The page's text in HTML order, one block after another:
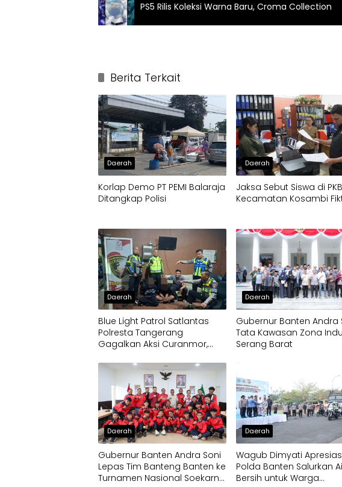
PS5 Rilis Koleksi Warna Baru, Croma Collection
Berita Terkait
Daerah
Korlap Demo PT PEMI Balaraja
Ditangkap Polisi
Daerah
Jaksa Sebut Siswa di
Kecamatan Kosambi
Daerah
Blue Light Patrol Satlantas
Polresta Tangerang
Gagalkan Aksi Curanmor,
Daerah
Gubernur Banten Andra
Tata Kawasan Zona
Serang Barat
Daerah
Gubernur Banten Andra Soni
Lepas Tim Banteng Banten ke
Turnamen Nasional Soekarno
Daerah
Wagub Dimyati
Polda Banten Salurkan
Bersih untuk Warga